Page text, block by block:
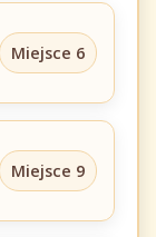
Miejsce 6
Miejsce 9